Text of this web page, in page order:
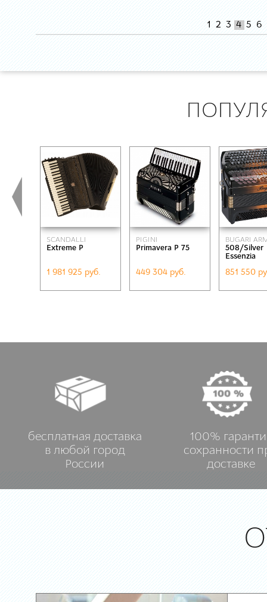
1 2 3 4 5 6
SCANDALLI
Extreme P
1 981 925 руб.
PIGINI
Primavera P 75
449 304 руб.
BUGARI
508/Silver
Essenzia
glossy
851 550
бесплатная доставка
в любой город
России
100%
сохранности
доставке